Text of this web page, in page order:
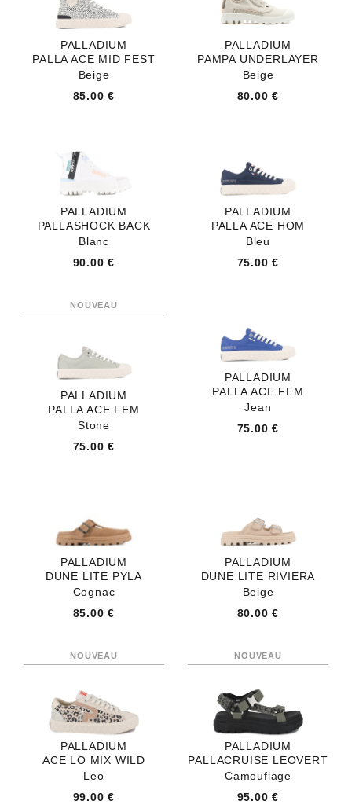
PALLADIUM
PALLA ACE MID FEST
Beige
85.00 €
PALLADIUM
PAMPA UNDERLAYER
Beige
80.00 €
PALLADIUM
PALLASHOCK BACK
Blanc
90.00 €
PALLADIUM
PALLA ACE HOM
Bleu
75.00 €
PALLADIUM
PALLA ACE FEM
Stone
75.00 €
PALLADIUM
PALLA ACE FEM
Jean
75.00 €
PALLADIUM
DUNE LITE PYLA
Cognac
85.00 €
PALLADIUM
DUNE LITE RIVIERA
Beige
80.00 €
PALLADIUM
ACE LO MIX WILD
Leo
99.00 €
PALLADIUM
PALLACRUISE LEOVERT
Camouflage
95.00 €